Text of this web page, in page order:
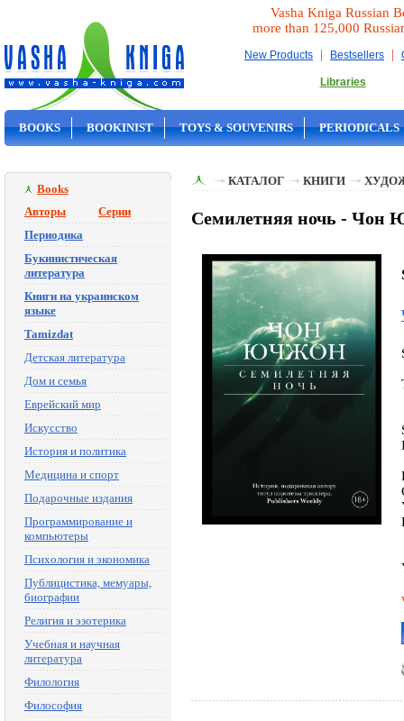
Vasha Kniga Russian
more than 125,000
New Products | Bestsellers |
Libraries
BOOKS BOOKINIST TOYS & SOUVENIRS PERIODICALS
Books
Авторы
Серии
Периодика
Букинистическая
литература
Книги на украинском
языке
Tamizdat
Детская литература
Дом и семья
Еврейский мир
Искусство
История и политика
Медицина и спорт
Подарочные издания
Программирование и
компьютеры
Психология и экономика
Публицистика, мемуары,
биографии
Религия и эзотерика
Учебная и научная
литература
Филология
Философия
КАТАЛОГ КНИГИ
Семилетняя ночь - Чон